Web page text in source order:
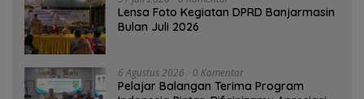
Lensa Foto Kegiatan DPRD Banjarmasin
Bulan Juli 2026
6 Agustus 2026 0 Komentar
Pelajar Balangan Terima Program